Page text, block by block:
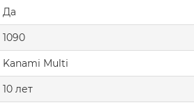
Да
1090
Kanami Multi
10 лет